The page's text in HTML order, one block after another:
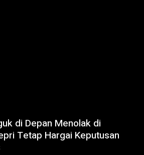
di Depan Menolak di
Tetap Hargai Keputusan